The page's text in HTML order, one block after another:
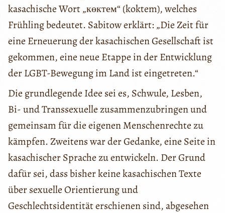
kasachische Wort „көктем“ (koktem), welches
Frühling bedeutet. Sabitow erklärt: „Die Zeit für
eine Erneuerung der kasachischen Gesellschaft ist
gekommen, eine neue Etappe in der Entwicklung
der LGBT-Bewegung im Land ist eingetreten.“
Die grundlegende Idee sei es, Schwule, Lesben,
Bi- und Transsexuelle zusammenzubringen und
gemeinsam für die eigenen Menschenrechte zu
kämpfen. Zweitens war der Gedanke, eine Seite in
kasachischer Sprache zu entwickeln. Der Grund
dafür sei, dass bisher keine kasachischen Texte
über sexuelle Orientierung und
Geschlechtsidentität erschienen sind, abgesehen